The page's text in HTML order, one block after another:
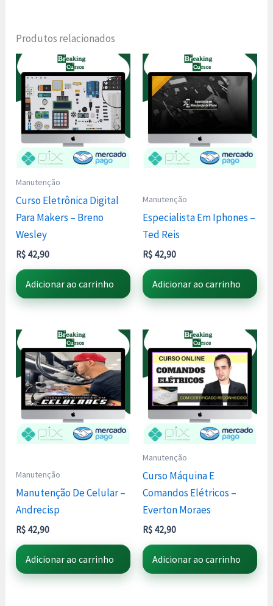
Produtos relacionados
Manutenção
Curso Eletrônica Digital
Para Makers – Breno
Wesley
R$ 42,90
Adicionar ao carrinho
Manutenção
Especialista Em Iphones –
Ted Reis
R$ 42,90
Adicionar ao carrinho
Manutenção
Manutenção De Celular –
Andrecisp
R$ 42,90
Adicionar ao carrinho
Manutenção
Curso Máquina E
Comandos Elétricos –
Everton Moraes
R$ 42,90
Adicionar ao carrinho